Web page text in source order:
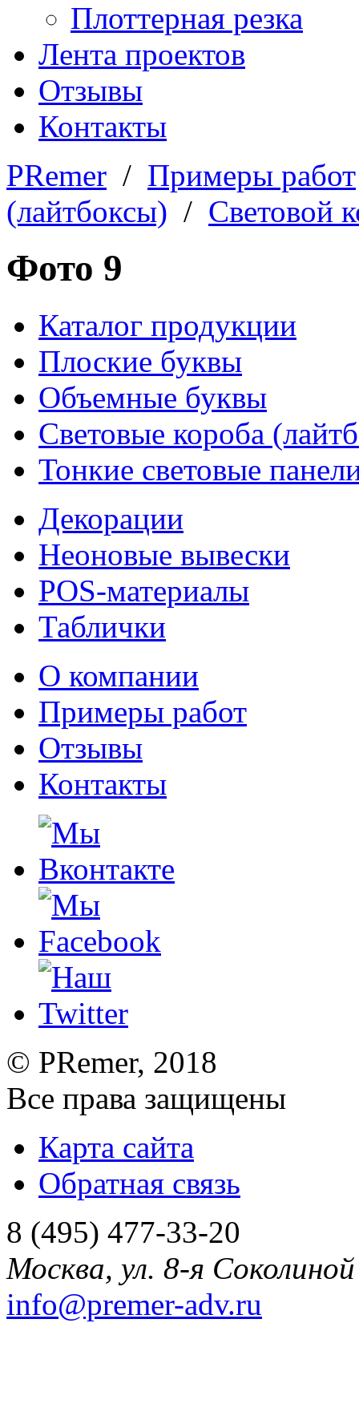
Плоттерная резка
Лента проектов
Отзывы
Контакты
PRemer / Примеры работ
(лайтбоксы) / Световой
Фото 9
Каталог продукции
Плоские буквы
Объемные буквы
Световые короба
Тонкие световые
Декорации
Неоновые вывески
POS-материалы
Таблички
О компании
Примеры работ
Отзывы
Контакты
© PRemer, 2018
Все права защищены
Карта сайта
Обратная связь
8 (495) 477-33-20
Москва, ул. 8-я
info@premer-adv.ru